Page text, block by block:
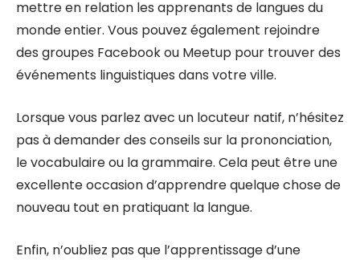
mettre en relation les apprenants de langues du
monde entier. Vous pouvez également rejoindre
des groupes Facebook ou Meetup pour trouver des
événements linguistiques dans votre ville.
Lorsque vous parlez avec un locuteur natif, n’hésitez
pas à demander des conseils sur la prononciation,
le vocabulaire ou la grammaire. Cela peut être une
excellente occasion d’apprendre quelque chose de
nouveau tout en pratiquant la langue.
Enfin, n’oubliez pas que l’apprentissage d’une